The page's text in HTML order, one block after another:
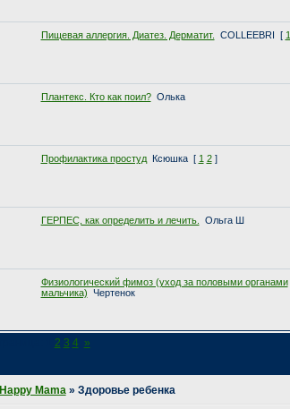
Пищевая аллергия. Диатез. Дерматит. COLLEEBRI [ 1
Плантекс. Кто как поил? Олька
Профилактика простуд Ксюшка [ 1 2 ]
ГЕРПЕС, как определить и лечить.
Ольга Ш
Физиологический фимоз (уход за половыми органами
мальчика) Чертенок
2 3 4 »
Happy Mama » Здоровье ребенка